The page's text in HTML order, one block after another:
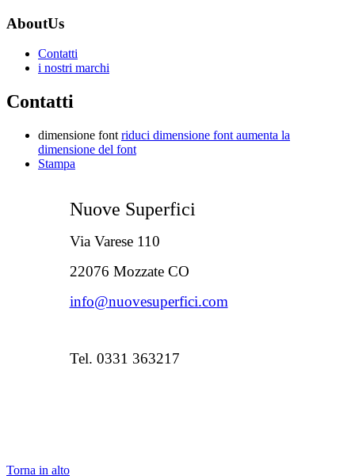
AboutUs
Contatti
i nostri marchi
Contatti
dimensione font riduci dimensione font aumenta la
dimensione del font
Stampa
Nuove Superfici
Via Varese 110
22076 Mozzate CO
info@nuovesuperfici.com
Tel. 0331 363217
Torna in alto